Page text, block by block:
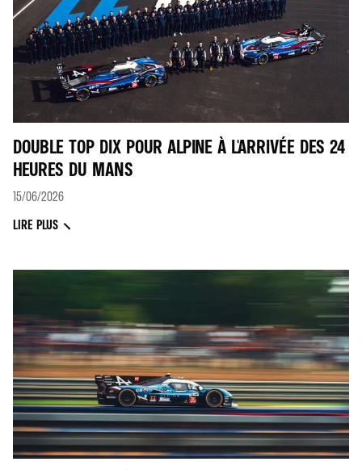
DOUBLE TOP DIX POUR ALPINE À L'ARRIVÉE DES 24
HEURES DU MANS
15/06/2026
LIRE PLUS